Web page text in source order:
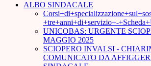
ALBO SINDACALE
+tre+anni+di+servizio+-
UNICOBAS: URGENTE
MAGGIO 2025
SCIOPERO INVALSI -
COMUNICATO DA